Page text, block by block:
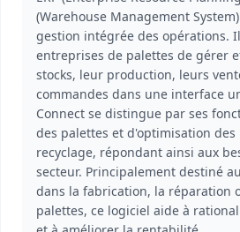
(Warehouse Management
gestion intégrée des opérations.
entreprises de palettes de gérer
stocks, leur production, leurs
commandes dans une interface
Connect se distingue par ses
des palettes et d'optimisation des
recyclage, répondant ainsi aux
secteur. Principalement destiné
dans la fabrication, la réparation
palettes, ce logiciel aide à